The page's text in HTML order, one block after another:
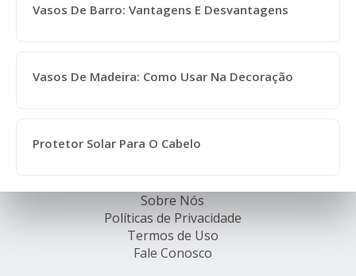
Vasos De Barro: Vantagens E Desvantagens
Vasos De Madeira: Como Usar Na Decoração
Protetor Solar Para O Cabelo
Sobre Nós
Políticas de Privacidade
Termos de Uso
Fale Conosco